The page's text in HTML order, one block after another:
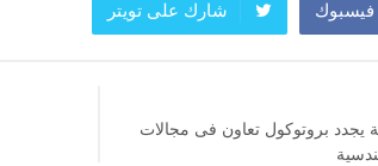
شارك على تويتر
يجدد بروتوكول تعاون فى مجالات